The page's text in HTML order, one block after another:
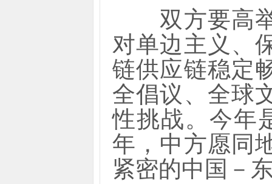
双方要高举
对单边主义、
链供应链稳定
全倡议、全球
性挑战。今年
年，中方愿同
紧密的中国－